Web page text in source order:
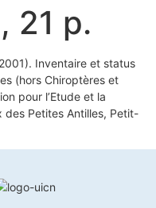
21 p.
Inventaire et status
(hors Chiroptères et
pour l’Etude et la
Petites Antilles, Petit-